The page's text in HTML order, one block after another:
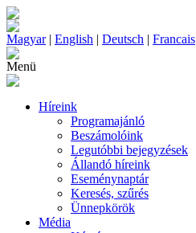
Magyar| English | Deutsch | Francais
Menü
Híreink
Programajánló
Beszámolóink
Legutóbbi bejegyzések
Állandó híreink
Eseménynaptár
Keresés, szűrés
Ünnepkörök
Média